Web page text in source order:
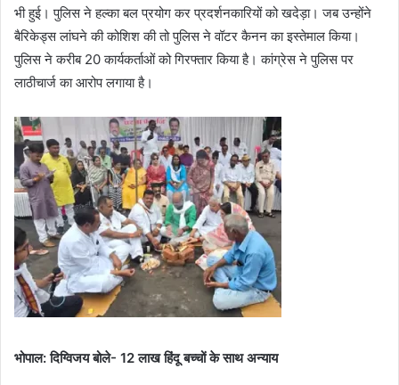
भी हुई। पुलिस ने हल्का बल प्रयोग कर प्रदर्शनकारियों को खदेड़ा। जब उन्होंने
बैरिकेड्स लांघने की कोशिश की तो पुलिस ने वॉटर कैनन का इस्तेमाल किया।
पुलिस ने करीब 20 कार्यकर्ताओं को गिरफ्तार किया है। कांग्रेस ने पुलिस पर
लाठीचार्ज का आरोप लगाया है।
भोपाल: दिग्विजय बोले- 12 लाख हिंदू बच्चों के साथ अन्याय